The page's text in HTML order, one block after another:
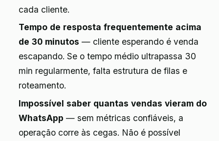
cada cliente.
Tempo de resposta frequentemente acima
de 30 minutos — cliente esperando é venda
escapando. Se o tempo médio ultrapassa 30
min regularmente, falta estrutura de filas e
roteamento.
Impossível saber quantas vendas vieram do
WhatsApp — sem métricas confiáveis, a
operação corre às cegas. Não é possível